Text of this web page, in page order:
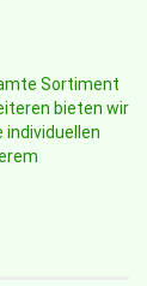
Sortiment
bieten wir
individuellen